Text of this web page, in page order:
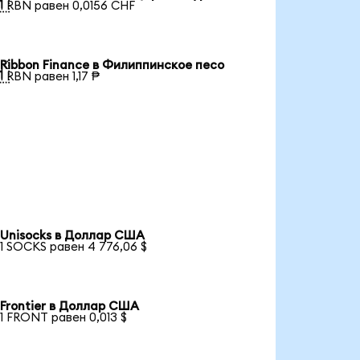
1 RBN равен 0,0156 CHF
Ribbon Finance в Филиппинское песо
1 RBN равен 1,17 ₱
Unisocks в Доллар США
1 SOCKS равен 4 776,06 $
Frontier в Доллар США
1 FRONT равен 0,013 $